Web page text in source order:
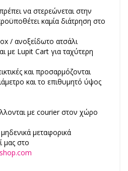
να στερεώνεται στην
καμία διάτρηση στο
/ ανοξείδωτο ατσάλι
με Lupit Cart για ταχύτερη
και προσαρμόζονται
και το επιθυμητό ύψος
με courier στον χώρο
μεταφορικά
μας στο